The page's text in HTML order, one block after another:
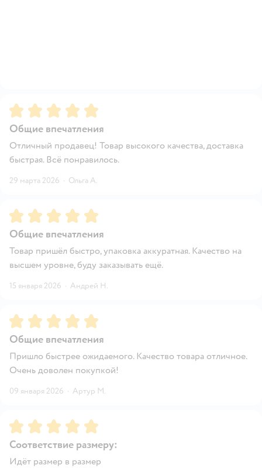
Рейтинг:5
Общие впечатления
Отличный продавец! Товар высокого качества, доставка
быстрая. Всё понравилось.
29 марта 2026 · Ольга А.
Рейтинг:5
Общие впечатления
Товар пришёл быстро, упаковка аккуратная. Качество на
высшем уровне, буду заказывать ещё.
15 января 2026 · Андрей Н.
Рейтинг:5
Общие впечатления
Пришло быстрее ожидаемого. Качество товара отличное.
Очень доволен покупкой!
09 января 2026 · Артур М.
Рейтинг:5
Соответствие размеру:
Идёт размер в размер